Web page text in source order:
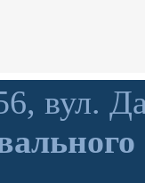
вул.